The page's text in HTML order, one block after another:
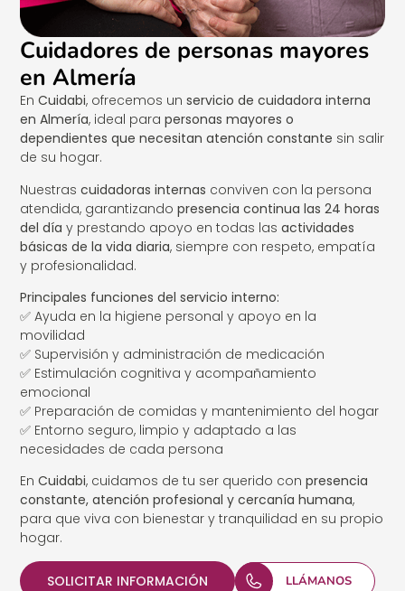
Cuidadores de personas mayores
en Almería
EnCuidabi, ofrecemos unservicio de cuidadora interna
en Almería, ideal parapersonas mayores o
dependientes que necesitan atención constante sin salir
de su hogar.
Nuestrascuidadoras internas conviven con la persona
atendida, garantizandopresencia continua las 24 horas
del día y prestando apoyo en todas lasactividades
básicas de la vida diaria, siempre con respeto, empatía
y profesionalidad.
Principales funciones del servicio interno:
✅ Ayuda en la higiene personal y apoyo en la
movilidad
✅ Supervisión y administración de medicación
✅ Estimulación cognitiva y acompañamiento
emocional
✅ Preparación de comidas y mantenimiento del hogar
✅ Entorno seguro, limpio y adaptado a las
necesidades de cada persona
EnCuidabi, cuidamos de tu ser querido conpresencia
constante, atención profesional y cercanía humana,
para que viva con bienestar y tranquilidad en su propio
hogar.
SOLICITAR INFORMACIÓN LLÁMANOS